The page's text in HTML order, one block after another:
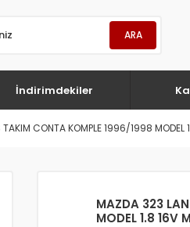
ARA
İndirimdekiler
CONTA KOMPLE 1996/1998 MODEL
MAZDA 323
MODEL 1.8 16V